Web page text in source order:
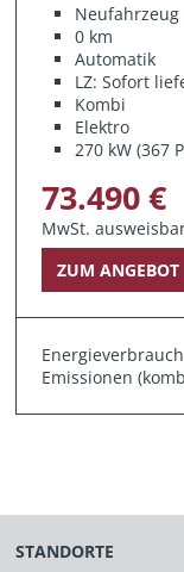
Neufahrzeug
0 km
Automatik
LZ: Sofort
Kombi
Elektro
270 kW (367
73.490 €
MwSt.
ZUM ANGEBOT
Emissionen
STANDORTE